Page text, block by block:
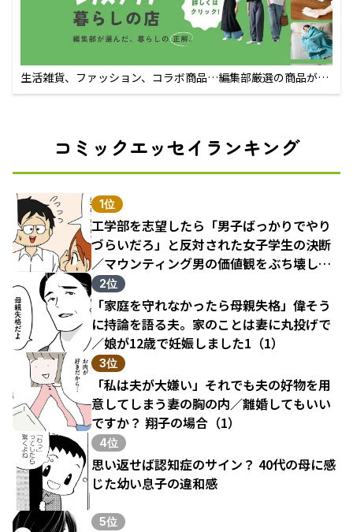
生活雑貨、ファッション、コラボ商品…編集部厳選の商品が買
えるECサイト
コミックエッセイランキング
1位
工学部を志望したら「男子ばっかりでやり
づらいだろ」と反対された女子学生の決断
／マウンティング男の価値観をぶち壊した
結果（1）
2位
「家庭を守れなかったら母親失格」偉そう
に持論を語る夫。家のことは妻に丸投げで
／娘が12歳で妊娠しました1（1）
3位
「私は夫が大嫌い」それでも夫の好物を用
意してしまう妻の胸の内／離婚してもいい
ですか？ 翔子の場合（1）
4位
思い返せば認知症のサイン？ 40代の母に感
じた幼い息子の違和感
5位